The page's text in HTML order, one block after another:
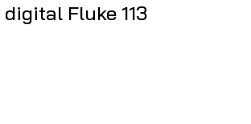
Fluke 113